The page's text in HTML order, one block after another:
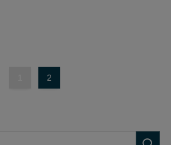
2